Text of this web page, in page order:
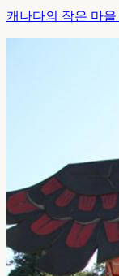
캐나다의 작은 마